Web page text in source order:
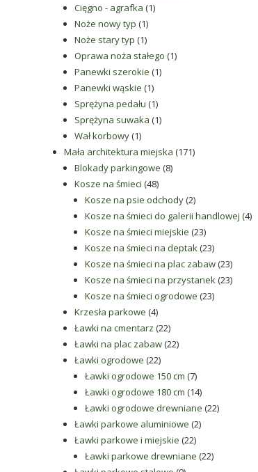
Cięgno - agrafka 11
Noże nowy typ 11
produkt
Noże stary typ 11
produkt
Oprawa noża stałego 11
Panewki szerokie 11
Panewki wąskie 11
produkt
Sprężyna pedału 11
produkt
Sprężyna suwaka 11
Wał korbowy 11
produkt
Mała architektura miejska 171171
Blokady parkingowe 88
Kosze na śmieci 4848
produktów
Kosze na psie odchody 22
produkty
Kosze na śmieci do galerii handlowej 44
Kosze na śmieci miejskie 2323
produkty
Kosze na śmieci na deptak 2323
produkty
Kosze na śmieci na plac zabaw 2323
Kosze na śmieci na przystanek 2323
Kosze na śmieci ogrodowe 2323
Krzesła parkowe 44
produkty
Ławki na cmentarz 2222
produkty
Ławki na plac zabaw 2222
Ławki ogrodowe 2222
produkty
Ławki ogrodowe 150 cm 77
produktów
Ławki ogrodowe 180 cm 1414
produktów
Ławki ogrodowe drewniane 2222
Ławki parkowe aluminiowe 22
Ławki parkowe i miejskie 2222
produkty
Ławki parkowe drewniane 2222